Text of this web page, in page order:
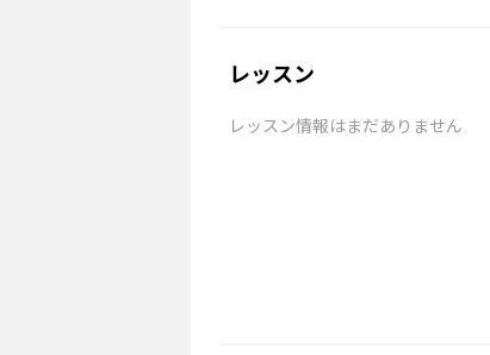
レッスン
レッスン情報はまだありません